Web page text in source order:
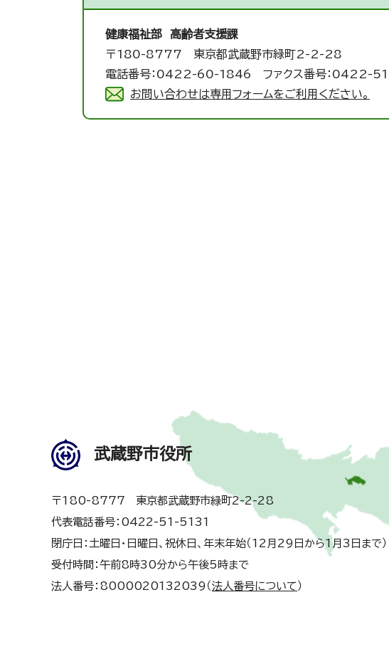
健康福祉部 高齢者支援課
〒180-8777 東京都武蔵野市緑町2-2-28
電話番号：0422-60-1846 ファクス番号：0422-
お問い合わせは専用フォームをご利用ください。
武蔵野市役所
〒180-8777 東京都武蔵野市緑町2-2-28
代表電話番号：0422-51-5131
閉庁日：土曜日・日曜日、祝休日、年末年始（12月29日から1月3日まで）
受付時間：午前8時30分から午後5時まで
法人番号：8000020132039（ 法人番号について ）